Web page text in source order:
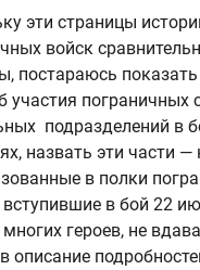
эти страницы
войск
постараюсь
участия пограничных
подразделений в
назвать эти части —
в полки
в бой 22
героев, не
описание